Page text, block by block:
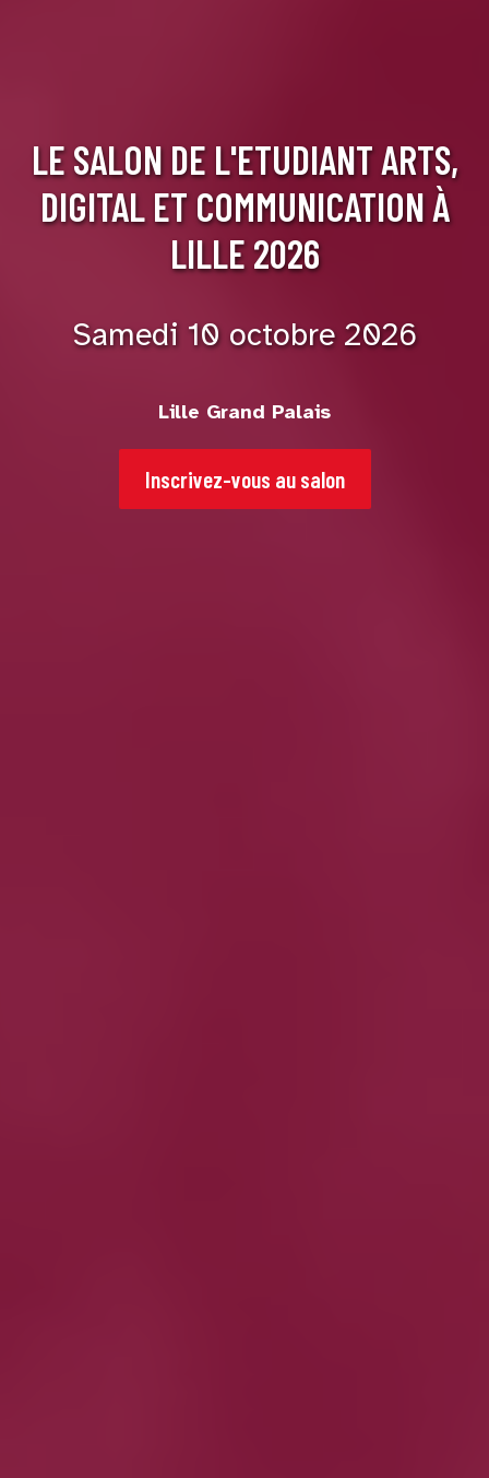
LE SALON DE L'ETUDIANT ARTS,
DIGITAL ET COMMUNICATION À
LILLE 2026
Samedi 10 octobre 2026
Lille Grand Palais
Inscrivez-vous au salon